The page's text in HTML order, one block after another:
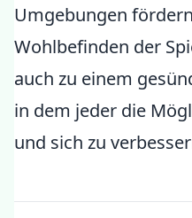
Umgebungen
Wohlbefinden der
auch zu einem
in dem jeder die
und sich zu